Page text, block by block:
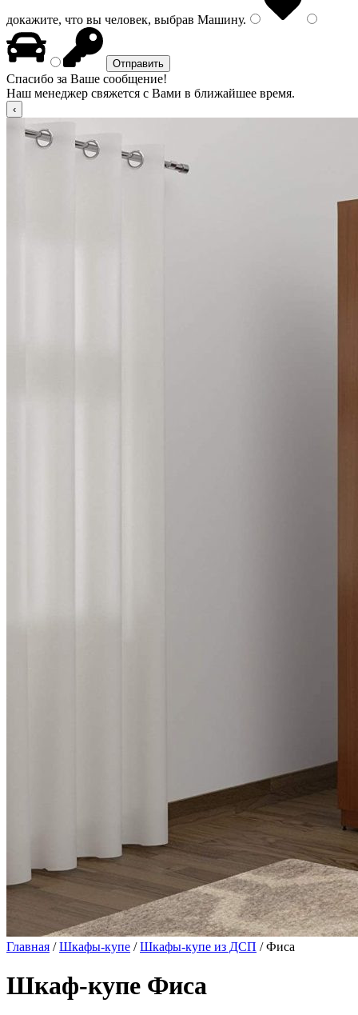
докажите, что вы человек, выбрав Машину.
Спасибо за Ваше сообщение!
Наш менеджер свяжется с Вами в ближайшее время.
Главная /Шкафы-купе /Шкафы-купе из ДСП / Фиса
Шкаф-купе Фиса